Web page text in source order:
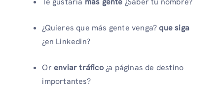
¿Quieres que más gente venga?que siga
¿en Linkedin?
Or enviar tráfico¿a páginas de destino
importantes?